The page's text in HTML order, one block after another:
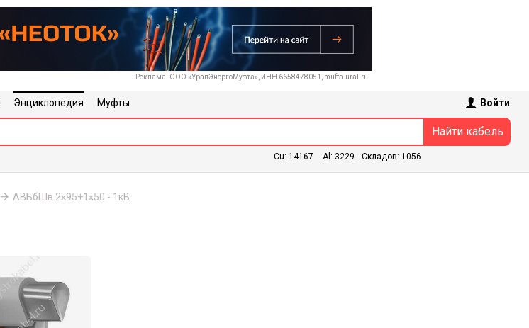
Реклама. ООО «УралЭнергоМуфта», ИНН 6658478051 , mufta-ural.ru
Войти
Энциклопедия Муфты
Cu: 14167 Al: 3229 Складов: 1056
АВБбШв 2х95+1 х50 - 1кВ